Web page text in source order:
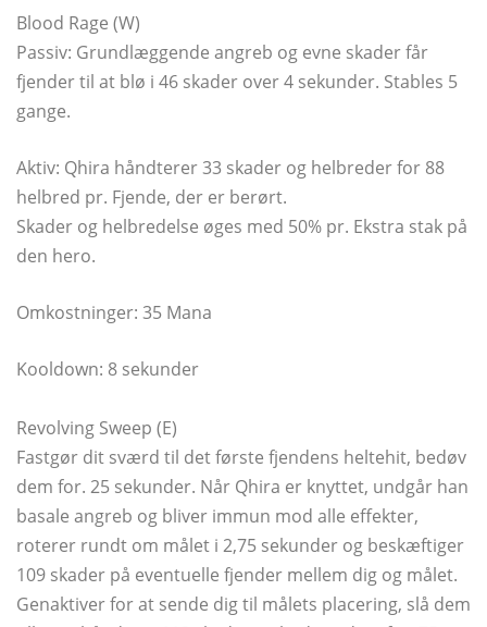
Blood Rage (W)
Passiv: Grundlæggende angreb og evne skader får
fjender til at blø i 46 skader over 4 sekunder. Stables 5
gange.
Aktiv: Qhira håndterer 33 skader og helbreder for 88
helbred pr. Fjende, der er berørt.
Skader og helbredelse øges med 50% pr. Ekstra stak på
den hero.
Omkostninger: 35 Mana
Kooldown: 8 sekunder
Revolving Sweep (E)
Fastgør dit sværd til det første fjendens heltehit, bedøv
dem for. 25 sekunder. Når Qhira er knyttet, undgår han
basale angreb og bliver immun mod alle effekter,
roterer rundt om målet i 2,75 sekunder og beskæftiger
109 skader på eventuelle fjender mellem dig og målet.
Genaktiver for at sende dig til målets placering, slå dem